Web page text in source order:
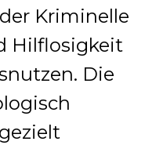
Kriminelle
Hilflosigkeit
Die